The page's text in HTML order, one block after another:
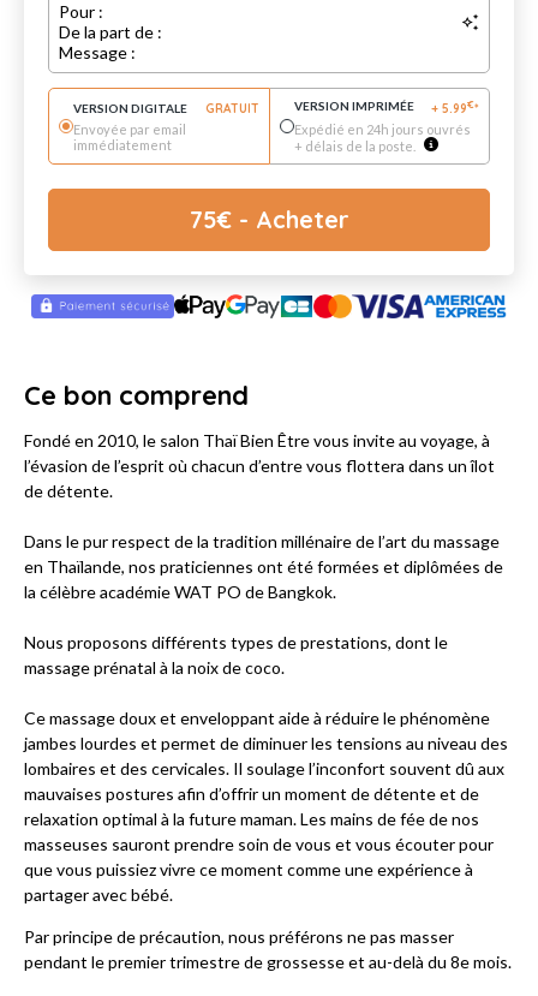
Pour :
De la part de :
Message :
VERSION DIGITALE
GRATUIT
Envoyée par email
immédiatement
VERSION IMPRIMÉE + 5.99€*
Expédié en 24h jours ouvrés
+ délais de la poste.
75€- Acheter
Ce bon comprend
Fondé en 2010, le salon Thaï Bien Être vous invite au voyage, à
l’évasion de l’esprit où chacun d’entre vous flottera dans un îlot
de détente.
Dans le pur respect de la tradition millénaire de l’art du massage
en Thaïlande, nos praticiennes ont été formées et diplômées de
la célèbre académie WAT PO de Bangkok.
Nous proposons différents types de prestations, dont le
massage prénatal à la noix de coco.
Ce massage doux et enveloppant aide à réduire le phénomène
jambes lourdes et permet de diminuer les tensions au niveau des
lombaires et des cervicales. Il soulage l’inconfort souvent dû aux
mauvaises postures afin d’offrir un moment de détente et de
relaxation optimal à la future maman. Les mains de fée de nos
masseuses sauront prendre soin de vous et vous écouter pour
que vous puissiez vivre ce moment comme une expérience à
partager avec bébé.
Par principe de précaution, nous préférons ne pas masser
pendant le premier trimestre de grossesse et au-delà du 8e mois.